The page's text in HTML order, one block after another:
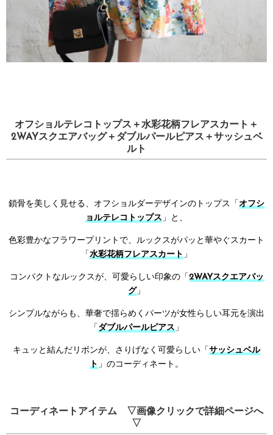
オフショルテレコトップス＋水彩花柄フレアスカート＋
2WAYスクエアバッグ＋ダブルパールピアス＋サッシュベ
ルト
鎖骨を美しく見せる、オフショルダーデザインのトップス「 オフシ
ョルテレコトップス」と、
色彩豊かなフラワープリントで、ルックスがパッと華やぐスカート
「 水彩花柄フレアスカート」
コンパクトなルックスが、可愛らしい印象の「 2WAYスクエアバッ
グ」
シンプルながらも、華奢で揺らめくパーツが女性らしい耳元を演出
「 ダブルパールピアス」
キュッと結んだリボンが、さりげなく可愛らしい「 サッシュベル
ト」のコーディネート。
コーディネートアイテム ▽画像クリックで詳細ページへ
▽